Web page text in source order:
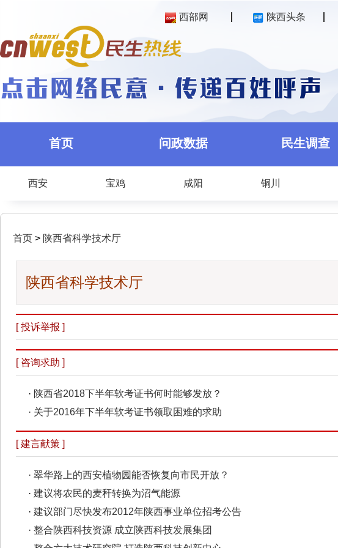
西部网 陕西头条
首页 问政数据 民生调查
西安 宝鸡 咸阳 铜川
首页 > 陕西省科学技术厅
陕西省科学技术厅
[ 投诉举报 ]
[ 咨询求助 ]
· 陕西省2018下半年软考证书何时能够发放？
· 关于2016年下半年软考证书领取困难的求助
[ 建言献策 ]
· 翠华路上的西安植物园能否恢复向市民开放？
· 建议将农民的麦秆转换为沼气能源
· 建议部门尽快发布2012年陕西事业单位招考公告
· 整合陕西科技资源 成立陕西科技发展集团